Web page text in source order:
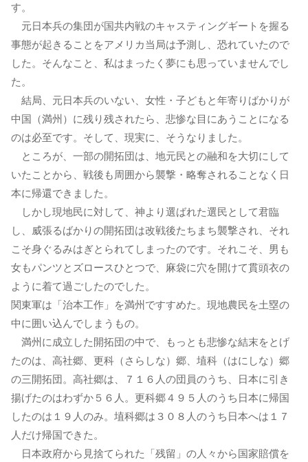
す。
元日本兵の集団が国共内戦のキャスティングギートを握る
事態が起きることをアメリカ当局は予測し、恐れていたので
した。そんなこと、私はまったく夢にも思っていませんでし
た。
結局、元日本兵のいない、女性・子どもと年寄りばかりが
中国（満州）に残り残されたら、悲惨な目にあうことになる
のは必至です。そして、現実に、そうなりました。
ところが、一部の開拓団は、地元民との融和を大切にして
いたことから、戦後も周囲から襲撃・略奪されることなく日
本に帰還できました。
しかし現地民に対して、神より選ばれた選民として君臨
し、威張るばかりの開拓団は改戦後たちまち襲撃され、それ
こそ身ぐるみはぎとられてしまったのです。それこそ、男も
女もパンツとズロースひとつで、麻袋に穴を開けて貫頭衣の
ように着て過ごしたのでした。
関東軍は「治本工作」を満州ですすめた。現地農民を土塁の
中に囲い込んでしまうもの。
満州に成立した開拓団の中で、もっとも悲惨な結末をとげ
たのは、高社郷、更科（さらしな）郷、埴科（はにしな）郷
の三開拓団。高社郷は、７１６人の団員のうち、日本に引き
揚げたのはわずか５６人。更科郷４９５人のうち日本に帰国
したのは１９人のみ。埴科郷は３０８人のうち日本へは１７
人だけ帰国できた。
日本政府から見捨てられた「残留」の人々から国家賠償を